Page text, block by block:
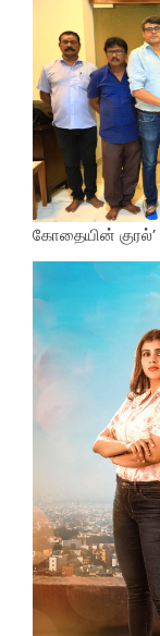
கோதையின் குரல்’